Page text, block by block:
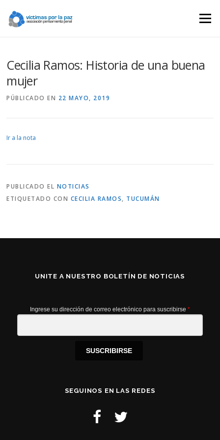
contenido
Menú
Cecilia Ramos: Historia de una buena
mujer
PÚBLICADO EN 22 MAYO, 2019
Ir a la nota
PUBLICADO EL NOTICIAS
ETIQUETADO CON CECILIA RAMOS, TUCUMÁN
UNITE A NUESTRO BOLETÍN DE NOTICIAS
Ingrese su dirección de correo electrónico para suscribirse *
SUSCRIBIRSE
SEGUINOS EN LAS REDES